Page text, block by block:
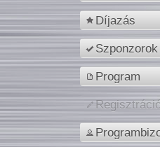
Díjazás
Szponzorok
Program